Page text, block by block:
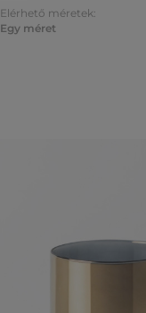
Elérhető méretek:
Egy méret